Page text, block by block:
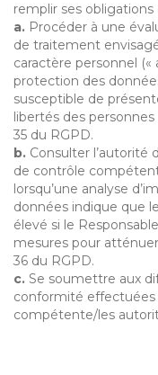
remplir ses obligations
a. Procéder à une
de traitement
caractère personnel («
protection des
susceptible de
libertés des
35 du RGPD.
b. Consulter
de contrôle
lorsqu’une analyse
données indique que
élevé si le
mesures pour
36 du RGPD.
c. Se soumettre aux
conformité effectuées
compétente/les